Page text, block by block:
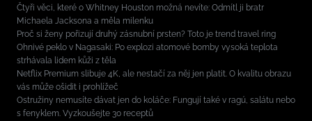
Čtyři věci, které o Whitney Houston možná nevíte: Odmítl ji bratr
Michaela Jacksona a měla milenku
Proč si ženy pořizují druhý zásnubní prsten? Toto je trend travel ring
Ohnivé peklo v Nagasaki: Po explozi atomové bomby vysoká teplota
strhávala lidem kůži z těla
Netflix Premium slibuje 4K, ale nestačí za něj jen platit. O kvalitu obrazu
vás může ošidit i prohlížeč
Ostružiny nemusíte dávat jen do koláče: Fungují také v ragú, salátu nebo
s fenyklem. Vyzkoušejte 30 receptů